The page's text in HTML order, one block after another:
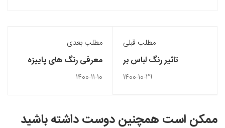
مطلب قبلی
تاثیر رنگ لباس بر
احساسات و روحیه افراد
1400-10-29
مطلب بعدی
معرفی رنگ های پاییزه
1400-11-10
ممکن است همچنین دوست داشته باشید